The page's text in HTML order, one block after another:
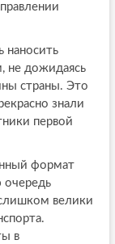
наносить
не дожидаясь
страны. Это
знали
первой
формат
очередь
велики
в